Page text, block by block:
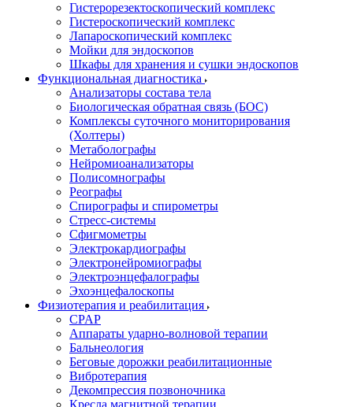
Гистерорезектоскопический комплекс
Гистероскопический комплекс
Лапароскопический комплекс
Мойки для эндоскопов
Шкафы для хранения и сушки эндоскопов
Функциональная диагностика
Анализаторы состава тела
Биологическая обратная связь (БОС)
Комплексы суточного мониторирования
(Холтеры)
Метаболографы
Нейромиоанализаторы
Полисомнографы
Реографы
Спирографы и спирометры
Стресс-системы
Сфигмометры
Электрокардиографы
Электронейромиографы
Электроэнцефалографы
Эхоэнцефалоскопы
Физиотерапия и реабилитация
CPAP
Аппараты ударно-волновой терапии
Бальнеология
Беговые дорожки реабилитационные
Вибротерапия
Декомпрессия позвоночника
Кресла магнитной терапии